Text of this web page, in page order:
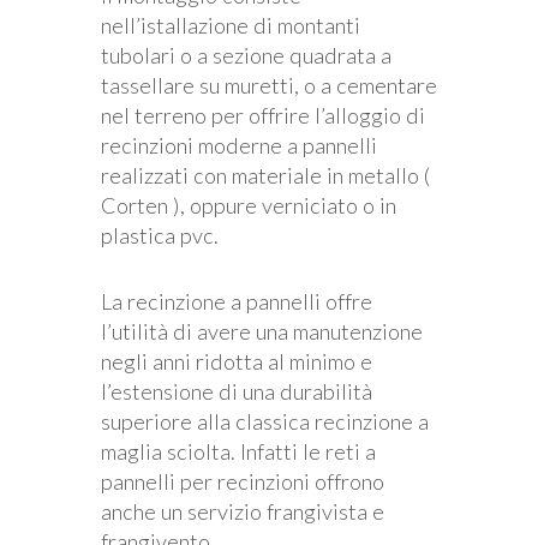
nell’istallazione di montanti
tubolari o a sezione quadrata a
tassellare su muretti, o a cementare
nel terreno per offrire l’alloggio di
recinzioni moderne a pannelli
realizzati con materiale in metallo (
Corten ), oppure verniciato o in
plastica pvc.
La recinzione a pannelli offre
l’utilità di avere una manutenzione
negli anni ridotta al minimo e
l’estensione di una durabilità
superiore alla classica recinzione a
maglia sciolta. Infatti le reti a
pannelli per recinzioni offrono
anche un servizio frangivista e